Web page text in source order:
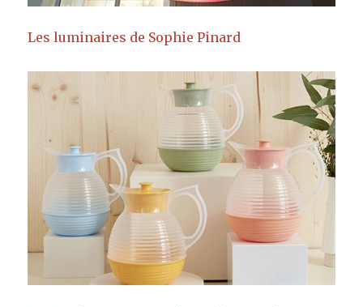
Les luminaires de Sophie Pinard